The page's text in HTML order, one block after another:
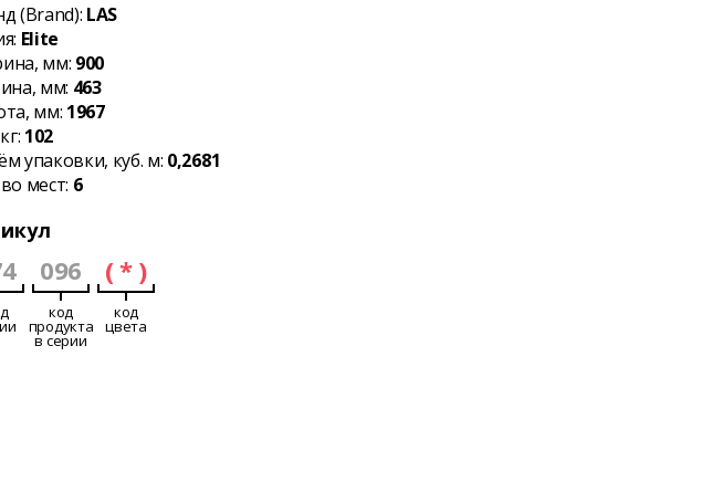
(Brand): LAS
Elite
мм: 900
мм: 463
мм: 1967
102
упаковки, куб. м: 0,2681
мест: 6
096
код
продукта
в серии
( * )
код
цвета